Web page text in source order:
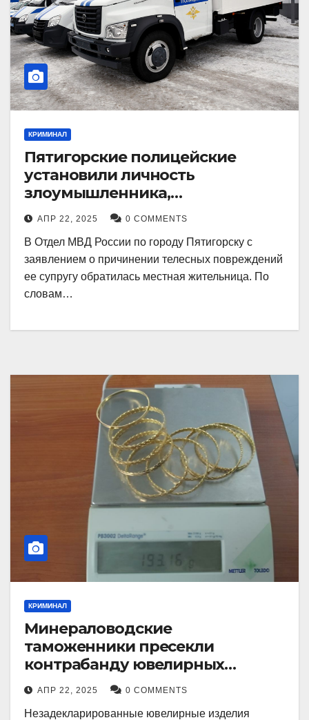
КРИМИНАЛ
Пятигорские полицейские
установили личность
злоумышленника,
причинившего телесные
повреждения местному жителю
АПР 22, 2025 0 COMMENTS
В Отдел МВД России по городу Пятигорску с
заявлением о причинении телесных повреждений
ее супругу обратилась местная жительница. По
словам…
КРИМИНАЛ
Минераловодские
таможенники пресекли
контрабанду ювелирных
изделий на 2 млн рублей
АПР 22, 2025 0 COMMENTS
Незадекларированные ювелирные изделия